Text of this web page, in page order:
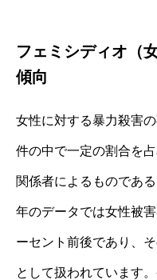
フェミシディオ（
傾向
女性に対する暴力殺害
件の中で一定の割合を
関係者によるものであ
年のデータでは女性被
ーセント前後であり、
として扱われています